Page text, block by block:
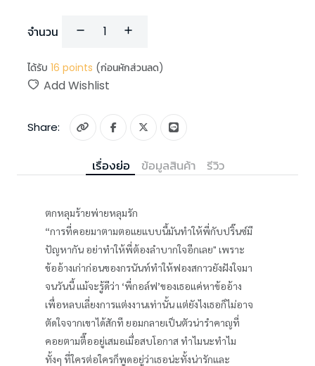
จำนวน
ได้รับ 16 points (ก่อนหักส่วนลด)
Add Wishlist
Share:
เรื่องย่อ ข้อมูลสินค้า รีวิว
ตกหลุมร้ายพ่ายหลุมรัก
“การที่คอยมาตามตอแยแบบนี้มันทำให้พี่กับปริ๊นซ์มี
ปัญหากัน อย่าทำให้พี่ต้องลำบากใจอีกเลย" เพราะ
ข้ออ้างเก่าก่อนของกรนันท์ทำให้ฟองสกาวยังฝังใจมา
จนวันนี้ แม้จะรู้ดีว่า ‘พี่กอล์ฟ’ของเธอแค่หาข้ออ้าง
เพื่อหลบเลี่ยงการแต่งงานเท่านั้น แต่ยังไงเธอก็ไม่อาจ
ตัดใจจากเขาได้สักที ยอมกลายเป็นตัวน่ารำคาญที่
คอยตามตื๊ออยู่เสมอเมื่อสบโอกาส ทำไมนะทำไม
ทั้งๆ ที่ใครต่อใครก็พูดอยู่ว่าเธอน่ะทั้งน่ารักและ